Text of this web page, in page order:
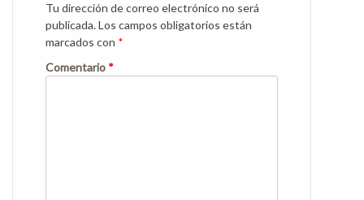
Tu dirección de correo electrónico no será
publicada.Los campos obligatorios están
marcados con *
Comentario *